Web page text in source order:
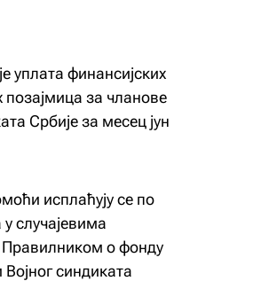
уплата финансијских
позајмица за чланове
Србије за месец јун
исплаћују се по
случајевима
о фонду
синдиката